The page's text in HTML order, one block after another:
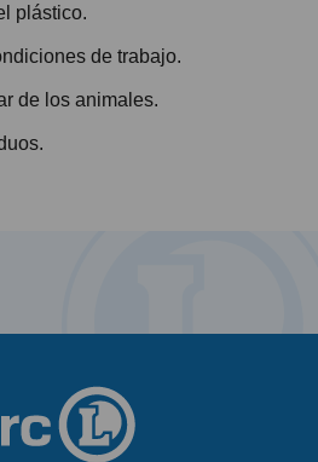
plástico.
de trabajo.
de los animales.